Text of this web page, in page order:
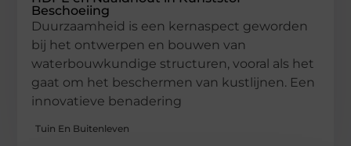
Beschoeiing
Duurzaamheid is een kernaspect geworden
bij het ontwerpen en bouwen van
waterbouwkundige structuren, vooral als het
gaat om het beschermen van kustlijnen. Een
innovatieve benadering
Tuin En Buitenleven